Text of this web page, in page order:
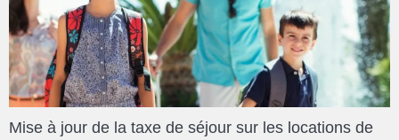
Mise à jour de la taxe de séjour sur les locations de